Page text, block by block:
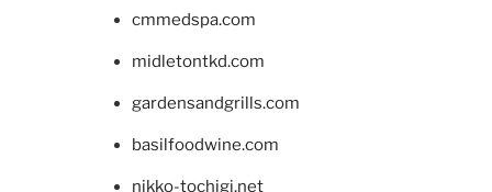
cmmedspa.com
midletontkd.com
gardensandgrills.com
basilfoodwine.com
nikko-tochigi.net